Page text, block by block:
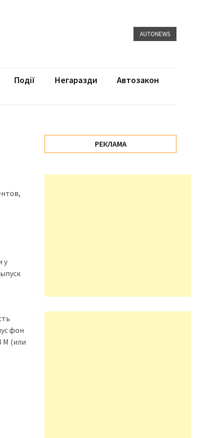
AUTONEWS
Події Негаразди Автозакон
у
фон
M (или
РЕКЛАМА